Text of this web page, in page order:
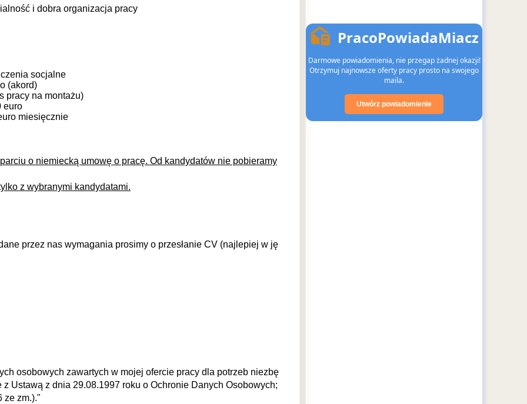
i dobra organizacja pracy
socjalne
(akord)
pracy na montażu)
euro
miesięcznie
o niemiecką umowę o pracę. Od kandydatów nie pobieramy
z wybranymi kandydatami.
przez nas wymagania prosimy o przesłanie CV (najlepiej w ję
osobowych zawartych w mojej ofercie pracy dla potrzeb niezbę
Ustawą z dnia 29.08.1997 roku o Ochronie Danych Osobowych;
ze zm.)."
PracoPowiadaMiacz
Darmowe powiadomienia, nie przegap żadnej okazji!
Otrzymuj najnowsze oferty pracy prosto na swojego
maila.
Utwórz powiadomienie